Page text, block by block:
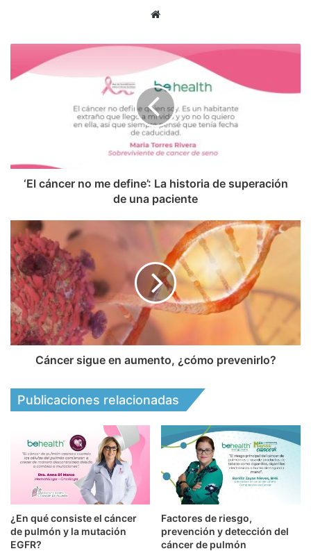
Sitio
‘El cáncer no me define’: La historia de superación
de una paciente
Cáncer sigue en aumento, ¿cómo prevenirlo?
Publicaciones relacionadas
¿En qué consiste el cáncer
de pulmón y la mutación
EGFR?
Factores de riesgo,
prevención y detección del
cáncer de pulmón